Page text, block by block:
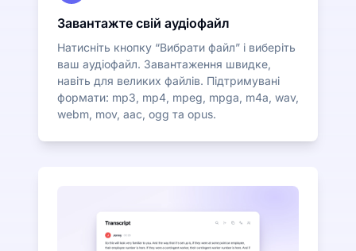
Завантажте свій аудіофайл
Натисніть кнопку “Вибрати файл” і виберіть
ваш аудіофайл. Завантаження швидке,
навіть для великих файлів. Підтримувані
формати: mp3, mp4, mpeg, mpga, m4a, wav,
webm, mov, aac, ogg та opus.